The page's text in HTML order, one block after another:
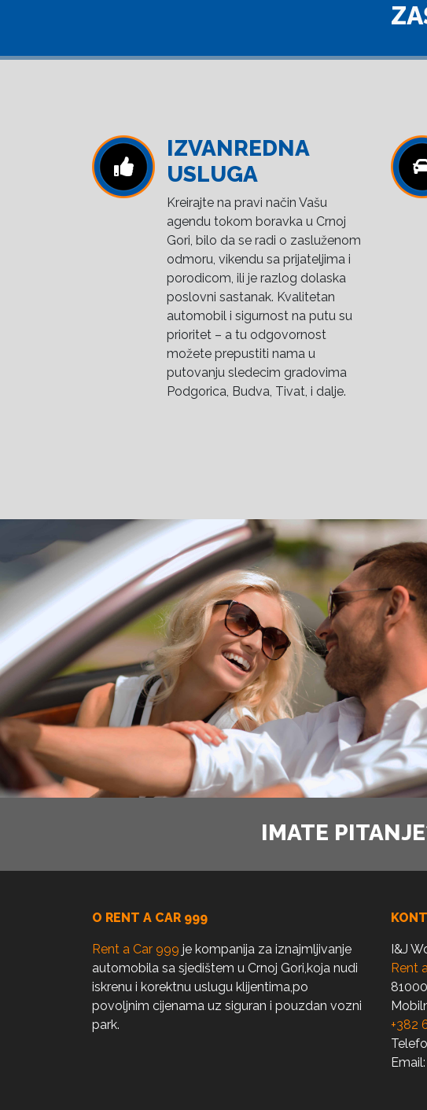
IZVANREDNA
USLUGA
Kreirajte na pravi način Vašu
agendu tokom boravka u Crnoj
Gori, bilo da se radi o zasluženom
odmoru, vikendu sa prijateljima i
porodicom, ili je razlog dolaska
poslovni sastanak. Kvalitetan
automobil i sigurnost na putu su
prioritet – a tu odgovornost
možete prepustiti nama u
putovanju sledecim gradovima
Podgorica, Budva, Tivat, i dalje.
IMATE
O RENT A CAR 999
Rent a Car 999 je kompanija za iznajmljivanje
automobila sa sjedištem u Crnoj Gori,koja nudi
iskrenu i korektnu uslugu klijentima,po
povoljnim cijenama uz siguran i pouzdan vozni
park.
I&J
Rent
+382
Email: